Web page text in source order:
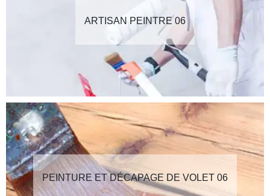
ARTISAN PEINTRE 06
PEINTURE ET DÉCAPAGE DE VOLET 06